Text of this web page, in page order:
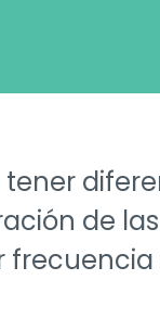
de